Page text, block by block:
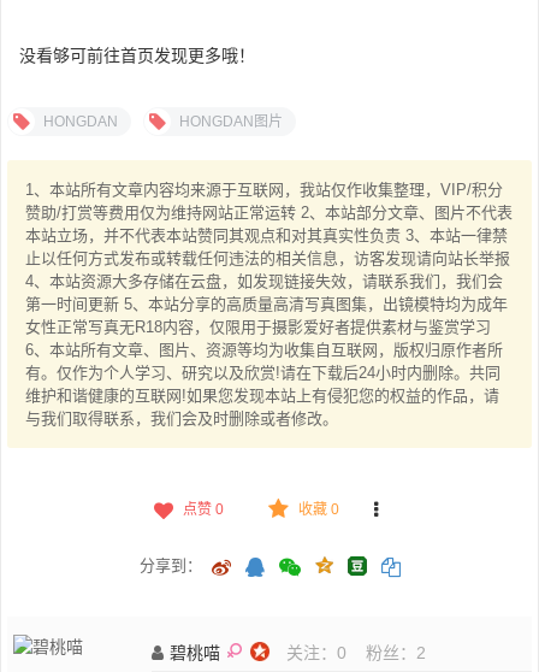
没看够可前往首页发现更多哦！
HONGDAN HONGDAN图片
1、本站所有文章内容均来源于互联网，我站仅作收集整理，VIP/积分
赞助/打赏等费用仅为维持网站正常运转 2、本站部分文章、图片不代表
本站立场，并不代表本站赞同其观点和对其真实性负责 3、本站一律禁
止以任何方式发布或转载任何违法的相关信息，访客发现请向站长举报
4、本站资源大多存储在云盘，如发现链接失效，请联系我们，我们会
第一时间更新 5、本站分享的高质量高清写真图集，出镜模特均为成年
女性正常写真无R18内容，仅限用于摄影爱好者提供素材与鉴赏学习
6、本站所有文章、图片、资源等均为收集自互联网，版权归原作者所
有。仅作为个人学习、研究以及欣赏!请在下载后24小时内删除。共同
维护和谐健康的互联网!如果您发现本站上有侵犯您的权益的作品，请
与我们取得联系，我们会及时删除或者修改。
点赞 0 收藏 0
分享到：
碧桃喵 关注： 0 粉丝： 2